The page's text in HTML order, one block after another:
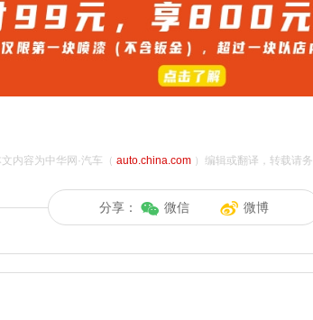
内容为中华网·汽车（ auto.china.com）编辑或翻译，转载请务
分享： 微信 微博